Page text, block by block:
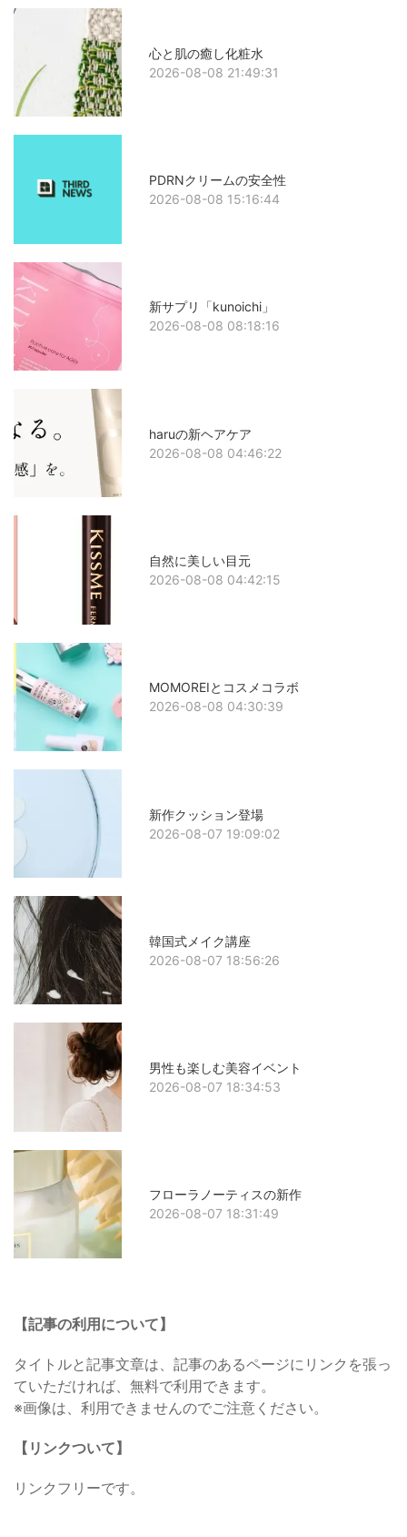
心と肌の癒し化粧水
2026-08-08 21:49:31
PDRNクリームの安全性
2026-08-08 15:16:44
新サプリ「kunoichi」
2026-08-08 08:18:16
haruの新ヘアケア
2026-08-08 04:46:22
自然に美しい目元
2026-08-08 04:42:15
MOMOREIとコスメコラボ
2026-08-08 04:30:39
新作クッション登場
2026-08-07 19:09:02
韓国式メイク講座
2026-08-07 18:56:26
男性も楽しむ美容イベント
2026-08-07 18:34:53
フローラノーティスの新作
2026-08-07 18:31:49
【記事の利用について】
タイトルと記事文章は、記事のあるページにリンクを張っ
ていただければ、無料で利用できます。
※画像は、利用できませんのでご注意ください。
【リンクついて】
リンクフリーです。